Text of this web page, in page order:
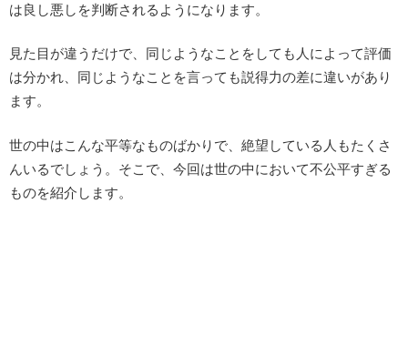
は良し悪しを判断されるようになります。
見た目が違うだけで、同じようなことをしても人によって評価
は分かれ、同じようなことを言っても説得力の差に違いがあり
ます。
世の中はこんな平等なものばかりで、絶望している人もたくさ
んいるでしょう。そこで、今回は世の中において不公平すぎる
ものを紹介します。